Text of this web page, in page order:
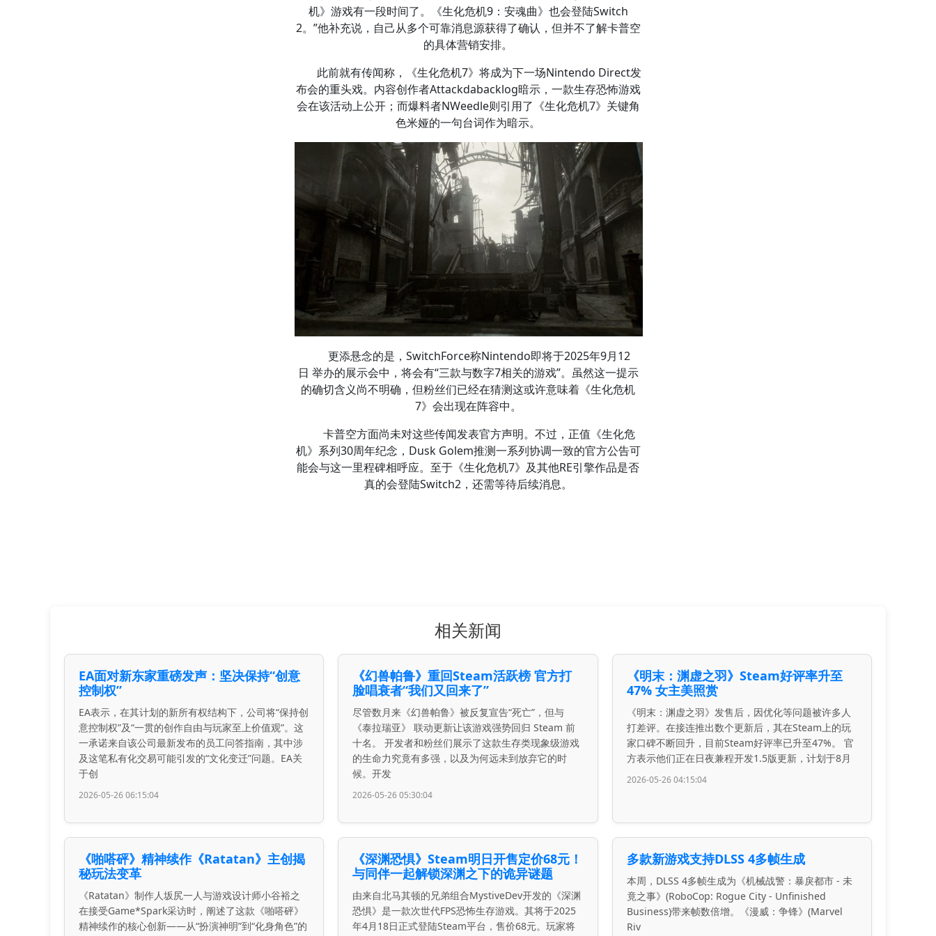
机》游戏有一段时间了。《生化危机9：安魂曲》也会登陆Switch
2。”他补充说，自己从多个可靠消息源获得了确认，但并不了解卡普空
的具体营销安排。
此前就有传闻称，《生化危机7》将成为下一场Nintendo Direct发
布会的重头戏。内容创作者Attackdabacklog暗示，一款生存恐怖游戏
会在该活动上公开；而爆料者NWeedle则引用了《生化危机7》关键角
色米娅的一句台词作为暗示。
更添悬念的是，SwitchForce称Nintendo即将于2025年9月12
日 举办的展示会中，将会有“三款与数字7相关的游戏”。虽然这一提示
的确切含义尚不明确，但粉丝们已经在猜测这或许意味着《生化危机
7》会出现在阵容中。
卡普空方面尚未对这些传闻发表官方声明。不过，正值《生化危
机》系列30周年纪念，Dusk Golem推测一系列协调一致的官方公告可
能会与这一里程碑相呼应。至于《生化危机7》及其他RE引擎作品是否
真的会登陆Switch2，还需等待后续消息。
相关新闻
EA面对新东家重磅发声：坚决保持“创意
控制权”
EA表示，在其计划的新所有权结构下，公司将“保持创
意控制权”及“一贯的创作自由与玩家至上价值观”。这
一承诺来自该公司最新发布的员工问答指南，其中涉
及这笔私有化交易可能引发的“文化变迁”问题。EA关
于创
2026-05-26 06:15:04
《幻兽帕鲁》重回Steam活跃榜 官方打
脸唱衰者“我们又回来了”
尽管数月来《幻兽帕鲁》被反复宣告“死亡”，但与
《泰拉瑞亚》 联动更新让该游戏强势回归 Steam 前
十名。 开发者和粉丝们展示了这款生存类现象级游戏
的生命力究竟有多强，以及为何远未到放弃它的时
候。开发
2026-05-26 05:30:04
《明末：渊虚之羽》Steam好评率升至
47% 女主美照赏
《明末：渊虚之羽》发售后，因优化等问题被许多人
打差评。在接连推出数个更新后，其在Steam上的玩
家口碑不断回升，目前Steam好评率已升至47%。 官
方表示他们正在日夜兼程开发1.5版更新，计划于8月
2026-05-26 04:15:04
《啪嗒砰》精神续作《Ratatan》主创揭
秘玩法变革
《Ratatan》制作人坂尻一人与游戏设计师小谷裕之
在接受Game*Spark采访时，阐述了这款《啪嗒砰》
精神续作的核心创新——从“扮演神明”到“化身角色”的
《深渊恐惧》Steam明日开售定价68元！
与同伴一起解锁深渊之下的诡异谜题
由来自北马其顿的兄弟组合MystiveDev开发的《深渊
恐惧》是一款次世代FPS恐怖生存游戏。其将于2025
年4月18日正式登陆Steam平台，售价68元。玩家将
多款新游戏支持DLSS 4多帧生成
本周，DLSS 4多帧生成为《机械战警：暴戾都市 - 未
竟之事》(RoboCop: Rogue City - Unfinished
Business)带来帧数倍增。《漫威：争锋》(Marvel
Riv